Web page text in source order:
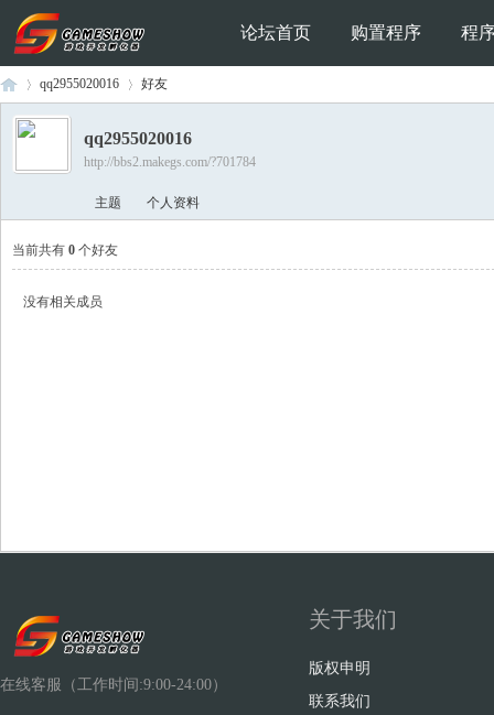
论坛首页 购置程序 程
›
qq2955020016 好友
qq2955020016
http://bbs2.makegs.com/?701784
主题 个人资料
当前共有 0 个好友
没有相关成员
在线客服（工作时间:9:00-24:00）
关于我们
版权申明
联系我们